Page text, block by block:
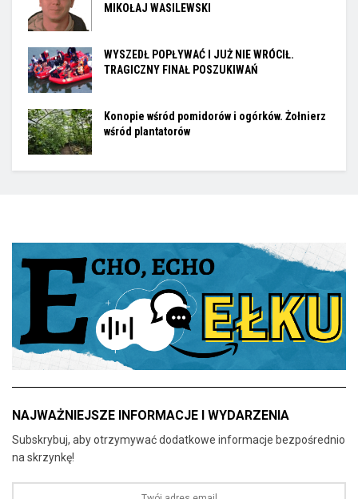
MIKOŁAJ WASILEWSKI
WYSZEDŁ POPŁYWAĆ I JUŻ NIE WRÓCIŁ.
TRAGICZNY FINAŁ POSZUKIWAŃ
Konopie wśród pomidorów i ogórków. Żołnierz
wśród plantatorów
NAJWAŻNIEJSZE INFORMACJE I WYDARZENIA
Subskrybuj, aby otrzymywać dodatkowe informacje bezpośrednio
na skrzynkę!